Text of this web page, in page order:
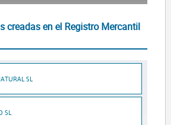
creadas en el Registro Mercantil
SL
SL